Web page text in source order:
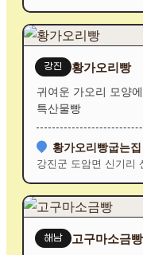
강진 황가오리빵
귀여운 가오리 모양
특산물빵
황가오리빵굽는집
강진군 도암면 신기리
해남 고구마소금빵